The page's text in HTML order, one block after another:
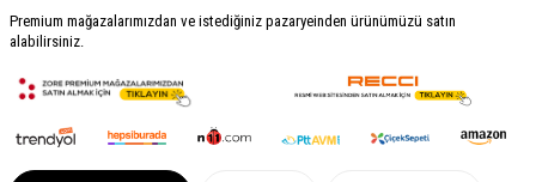
Premium mağazalarımızdan ve istediğiniz pazaryeinden ürünümüzü satın
alabilirsiniz.